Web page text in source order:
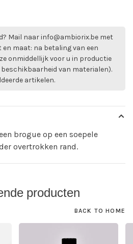
Mail naarinfo@ambiorix.be met
maat: na betaling van een
onmiddellijk voor u in productie
van materialen).
artikelen.
brogue op een soepele
overtrokken rand.
producten
BACK TO HOME